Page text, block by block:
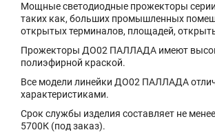
Мощные светодиодные прожекторы
таких как, больших промышленных
открытых терминалов, площадей,
Прожекторы ДО02 ПАЛЛАДА имеют
полиэфирной краской.
Все модели линейки ДО02 ПАЛЛАДА
характеристиками.
Срок службы изделия составляет не
5700К (под заказ).